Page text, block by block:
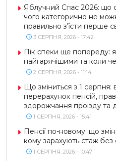
Яблучний Спас 2026: що
чого категорично не
правильно з’їсти перше
3 СЕРПНЯ, 2026 - 17:42
Пік спеки ще попереду:
найгарячішими та коли
2 СЕРПНЯ, 2026 - 11:14
Що зміниться з 1 серпня:
перерахунок пенсій,
здорожчання проїзду та
1 СЕРПНЯ, 2026 - 15:41
Пенсії по-новому: що
кому зарахують стаж без
1 СЕРПНЯ, 2026 - 10:47